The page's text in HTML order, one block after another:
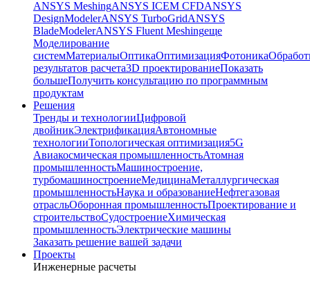
ANSYS MeshingANSYS ICEM CFDANSYS
DesignModelerANSYS TurboGridANSYS
BladeModelerANSYS Fluent Meshingеще
Моделирование
системМатериалыОптикаОптимизацияФотоника
результатов расчета3D проектированиеПоказать
большеПолучить консультацию по программным
продуктам
Решения
Тренды и технологииЦифровой
двойникЭлектрификацияАвтономные
технологииТопологическая оптимизация5G
Авиакосмическая промышленностьАтомная
промышленностьМашиностроение,
турбомашиностроениеМедицинаМеталлургическая
промышленностьНаука и образованиеНефтегазовая
отрасльОборонная промышленностьПроектирование и
строительствоСудостроениеХимическая
промышленностьЭлектрические машины
Заказать решение вашей задачи
Проекты
Инженерные расчеты